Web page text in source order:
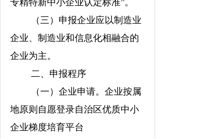
专精特新中小企业认定标准”。
（三）申报企业应以制造业
企业、制造业和信息化相融合的
企业为主。
二、申报程序
（一）企业申请。 企业按属
地原则自愿登录自治区优质中小
企业梯度培育平台